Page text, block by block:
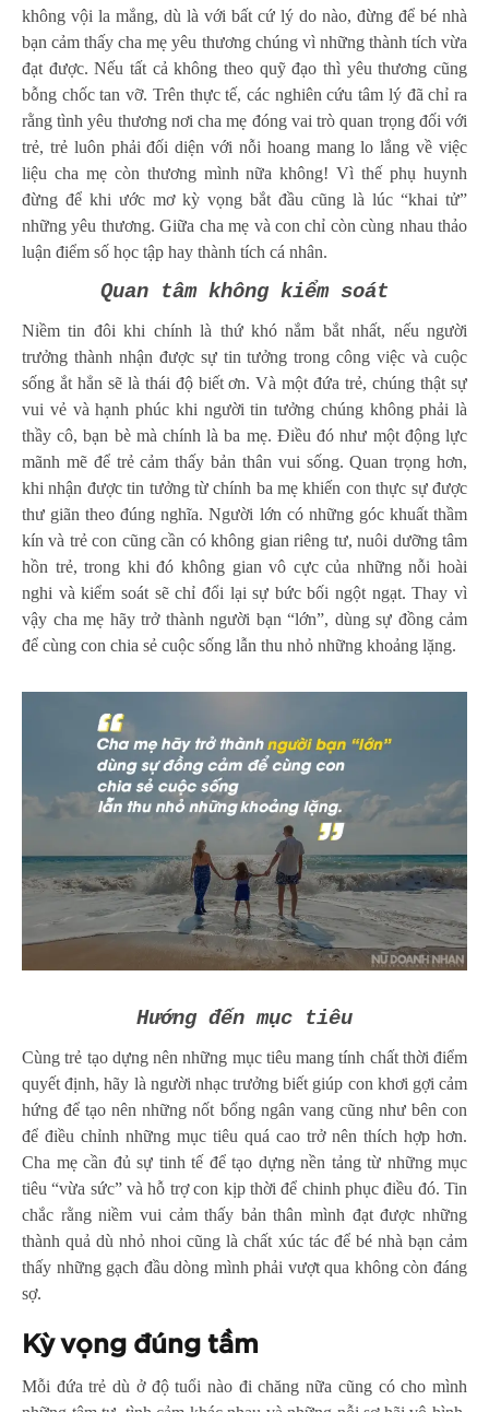
không vội la mắng, dù là với bất cứ lý do nào, đừng để bé nhà
bạn cảm thấy cha mẹ yêu thương chúng vì những thành tích vừa
đạt được. Nếu tất cả không theo quỹ đạo thì yêu thương cũng
bỗng chốc tan vỡ. Trên thực tế, các nghiên cứu tâm lý đã chỉ ra
rằng tình yêu thương nơi cha mẹ đóng vai trò quan trọng đối với
trẻ, trẻ luôn phải đối diện với nỗi hoang mang lo lắng về việc
liệu cha mẹ còn thương mình nữa không! Vì thế phụ huynh
đừng để khi ước mơ kỳ vọng bắt đầu cũng là lúc “khai tử”
những yêu thương. Giữa cha mẹ và con chỉ còn cùng nhau thảo
luận điểm số học tập hay thành tích cá nhân.
Quan tâm không kiểm soát
Niềm tin đôi khi chính là thứ khó nắm bắt nhất, nếu người
trưởng thành nhận được sự tin tưởng trong công việc và cuộc
sống ắt hẳn sẽ là thái độ biết ơn. Và một đứa trẻ, chúng thật sự
vui vẻ và hạnh phúc khi người tin tưởng chúng không phải là
thầy cô, bạn bè mà chính là ba mẹ. Điều đó như một động lực
mãnh mẽ để trẻ cảm thấy bản thân vui sống. Quan trọng hơn,
khi nhận được tin tưởng từ chính ba mẹ khiến con thực sự được
thư giãn theo đúng nghĩa. Người lớn có những góc khuất thầm
kín và trẻ con cũng cần có không gian riêng tư, nuôi dưỡng tâm
hồn trẻ, trong khi đó không gian vô cực của những nỗi hoài
nghi và kiểm soát sẽ chỉ đổi lại sự bức bối ngột ngạt. Thay vì
vậy cha mẹ hãy trở thành người bạn “lớn”, dùng sự đồng cảm
để cùng con chia sẻ cuộc sống lẫn thu nhỏ những khoảng lặng.
Hướng đến mục tiêu
Cùng trẻ tạo dựng nên những mục tiêu mang tính chất thời điểm
quyết định, hãy là người nhạc trưởng biết giúp con khơi gợi cảm
hứng để tạo nên những nốt bổng ngân vang cũng như bên con
để điều chỉnh những mục tiêu quá cao trở nên thích hợp hơn.
Cha mẹ cần đủ sự tinh tế để tạo dựng nền tảng từ những mục
tiêu “vừa sức” và hỗ trợ con kịp thời để chinh phục điều đó. Tin
chắc rằng niềm vui cảm thấy bản thân mình đạt được những
thành quả dù nhỏ nhoi cũng là chất xúc tác để bé nhà bạn cảm
thấy những gạch đầu dòng mình phải vượt qua không còn đáng
sợ.
Kỳ vọng đúng tầm
Mỗi đứa trẻ dù ở độ tuổi nào đi chăng nữa cũng có cho mình